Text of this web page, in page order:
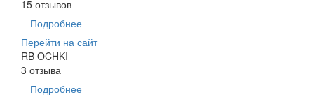
15 отзывов
Подробнее
Перейти на сайт
RB OCHKI
3 отзыва
Подробнее